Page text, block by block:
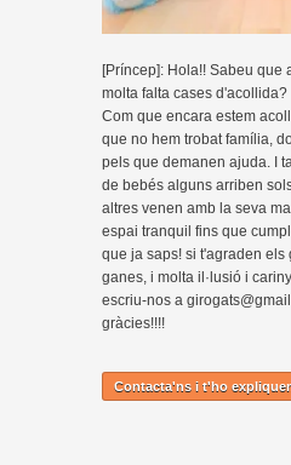
[Príncep]: Hola!! Sabeu que
molta falta cases d'acollida?
Com que encara estem
que no hem trobat família,
pels que demanen ajuda. I
de bebés alguns arriben
altres venen amb la seva
espai tranquil fins que
que ja saps! si t'agraden els
ganes, i molta il·lusió i
escriu-nos a
gràcies!!!!
Contacta'ns i t'ho